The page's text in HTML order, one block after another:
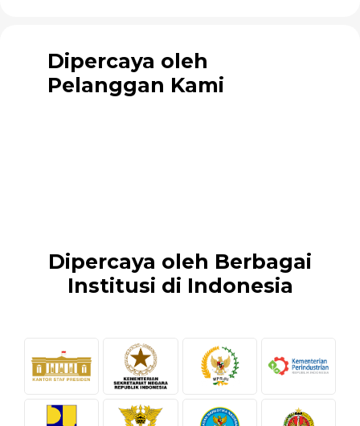
Dipercaya oleh
Pelanggan Kami
Dipercaya oleh Berbagai
Institusi di Indonesia